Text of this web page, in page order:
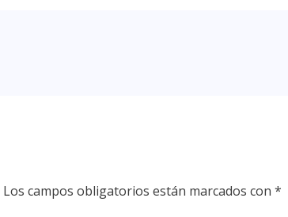
Los campos obligatorios están marcados con *